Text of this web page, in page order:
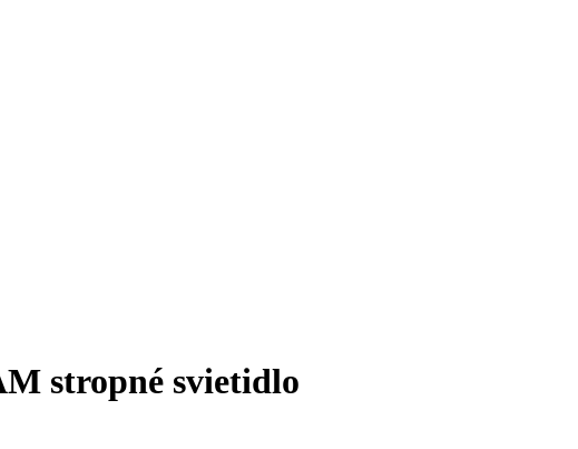
stropné svietidlo